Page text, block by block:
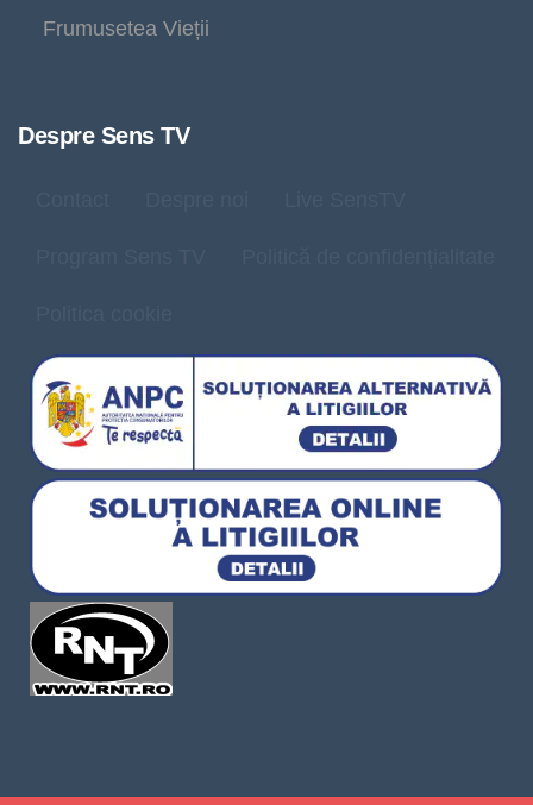
Frumusetea Vieții
Despre Sens TV